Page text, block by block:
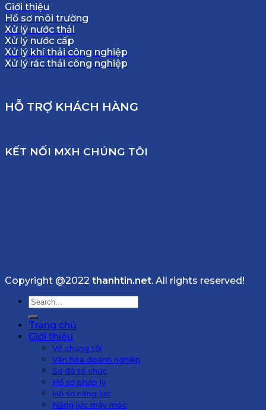
Giới thiệu
Hồ sơ môi trường
Xử lý nước thải
Xử lý nước cấp
Xử lý khí thải công nghiệp
Xử lý rác thải công nghiệp
HỖ TRỢ KHÁCH HÀNG
KẾT NỐI MXH CHÚNG TÔI
Copyright @2022 thanhtin.net. All rights reserved!
Search
for:
Trang chủ
Giới thiệu
Về chúng tôi
Văn hóa doanh nghiệp
Sơ đồ tổ chức
Hồ sơ pháp lý
Hồ sơ năng lực
Năng lực máy móc